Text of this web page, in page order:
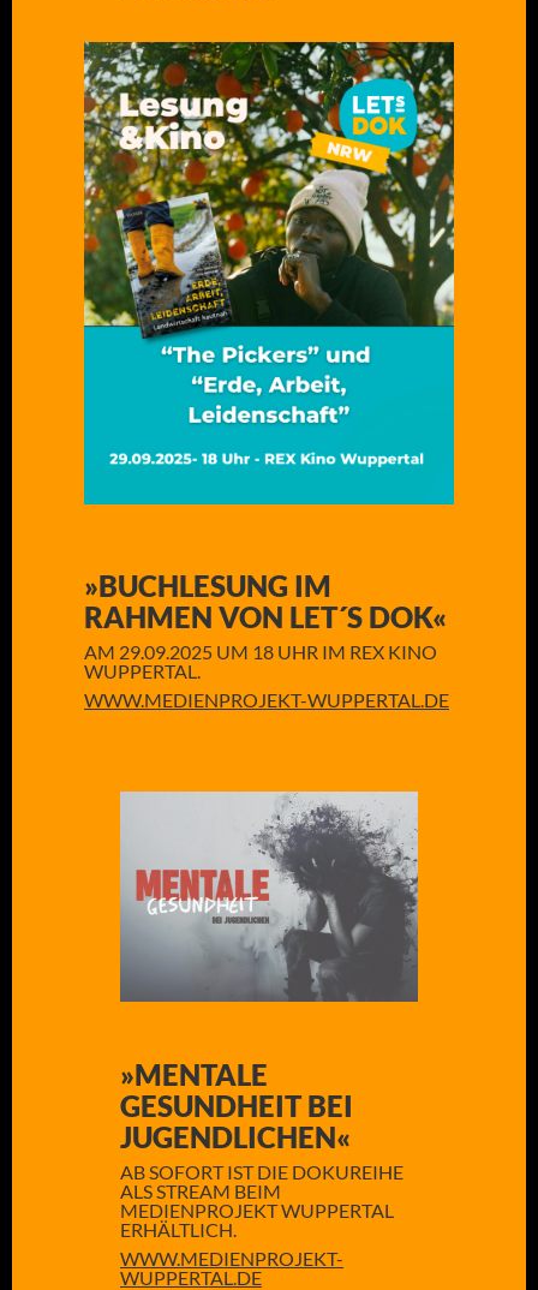
»BUCHLESUNG IM
RAHMEN VON LET´S DOK«
AM 29.09.2025 UM 18 UHR IM REX KINO
WUPPERTAL.
WWW.MEDIENPROJEKT-WUPPERTAL.DE
»MENTALE
GESUNDHEIT BEI
JUGENDLICHEN«
AB SOFORT IST DIE DOKUREIHE
ALS STREAM BEIM
MEDIENPROJEKT WUPPERTAL
ERHÄLTLICH.
WWW.MEDIENPROJEKT-
WUPPERTAL.DE